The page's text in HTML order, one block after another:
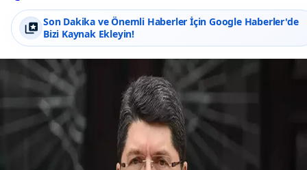
Son Dakika ve Önemli Haberler İçin Google Haberler'de
Bizi Kaynak Ekleyin!